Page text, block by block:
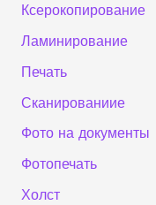
Ксерокопирование
Ламинирование
Печать
Сканированиие
Фото на документы
Фотопечать
Холст